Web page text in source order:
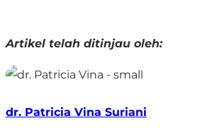
Artikel telah ditinjau oleh:
dr. Patricia Vina Suriani